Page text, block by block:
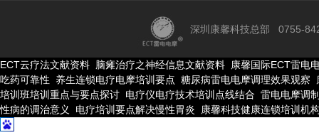
深圳康馨科技总部 0755-
科技属国家一线品牌高新企
ECT云疗法文献资料 脑瘫治疗之神经信息文献资料
康馨国际ECT雷电
吃药可靠性
养生连锁电疗电摩培训要点 糖尿病雷电电摩调理效果观察
培训班培训重点与要点探讨 电疗仪电疗技术培训点线结合 雷电电摩调
性病的调治意义
电疗培训要点解决慢性胃炎 康馨科技健康连锁培训机